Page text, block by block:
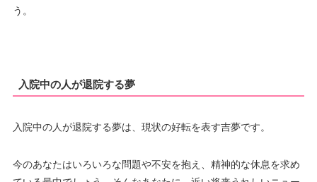
う。
入院中の人が退院する夢
入院中の人が退院する夢は、現状の好転を表す吉夢です。
今のあなたはいろいろな問題や不安を抱え、精神的な休息を求め